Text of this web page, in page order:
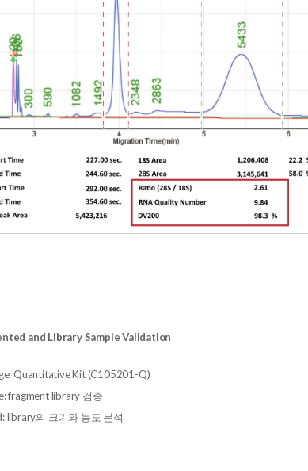
and Library Sample Validation
Quantitative Kit (C105201-Q)
fragment library 검증
library의 크기와 농도 분석